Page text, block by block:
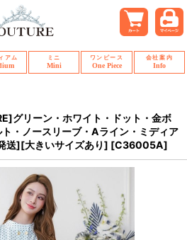
アム ミニ
Mini
ワンピース
One Piece
会社案内
Info
グリーン・ホワイト・ドット・金ボ
・ノースリーブ・Aライン・ミディア
送][大きいサイズあり] [C36005A]